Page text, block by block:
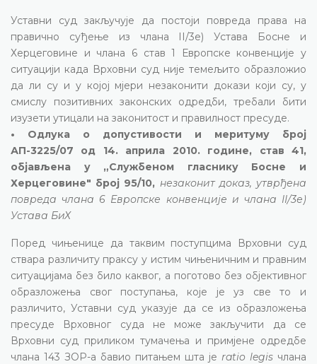
Уставни суд закључује да постоји повреда права на
правично суђење из члана II/3е) Устава Босне и
Херцеговине и члана 6 став 1 Европске конвенције у
ситуацији када Врховни суд није темељито образложио
да ли су и у којој мјери незаконити докази који су, у
смислу позитивних законских одредби, требали бити
изузети утицали на законитост и правилност пресуде.
• Одлука о допустивости и меритуму број
АП-3225/07 од 14. априла 2010. године, став 41,
објављена у „Службеном гласнику Босне и
Херцеговине" број 95/10, незаконит доказ, утврђена
повреда члана 6 Европске конвенције и члана II/3е)
Устава БиХ
Поред чињенице да таквим поступцима Врховни суд
ствара различиту праксу у истим чињеничним и правним
ситуацијама без било каквог, а поготово без објективног
образложења свог поступања, које је уз све то и
различито, Уставни суд указује да се из образложења
пресуде Врховног суда не може закључити да се
Врховни суд приликом тумачења и примјене одредбе
члана 143 ЗОР-а бавио питањем шта је ratio legis члана